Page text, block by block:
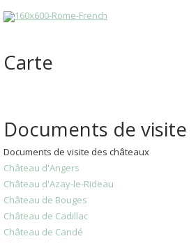
Carte
Documents de visite
Documents de visite des châteaux
Château d'Angers
Château d'Azay-le-Rideau
Château de Bouges
Château de Cadillac
Château de Candé